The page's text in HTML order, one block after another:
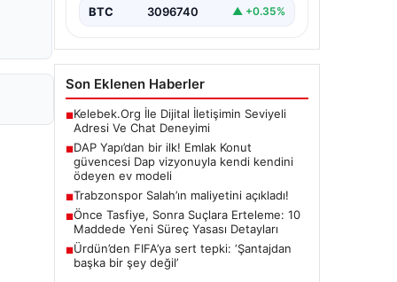
BTC 3096740 ▲ +0.35%
Son Eklenen Haberler
■Kelebek.Org İle Dijital İletişimin Seviyeli
Adresi Ve Chat Deneyimi
■DAP Yapı’dan bir ilk! Emlak Konut
güvencesi Dap vizyonuyla kendi kendini
ödeyen ev modeli
■Trabzonspor Salah’ın maliyetini açıkladı!
■Önce Tasfiye, Sonra Suçlara Erteleme: 10
Maddede Yeni Süreç Yasası Detayları
■Ürdün’den FIFA’ya sert tepki: ‘Şantajdan
başka bir şey değil’